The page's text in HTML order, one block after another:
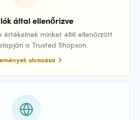
által ellenőrizve
értékelnek minket 486 ellenőrzött
a Trusted Shopson.
olvasása